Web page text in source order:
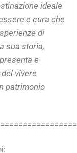
ideale
e cura che
di
sua storia,
e
vivere
patrimonio